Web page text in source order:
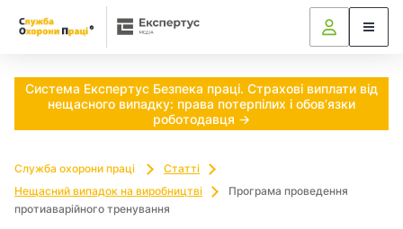
Система Експертус Безпека праці. Страхові виплати від
нещасного випадку: права потерпілих і обов’язки
роботодавця →
Служба охорони праці
Статті
Нещасний випадок на виробництві
Програма проведення
протиаварійного тренування
Ч
о
т
р